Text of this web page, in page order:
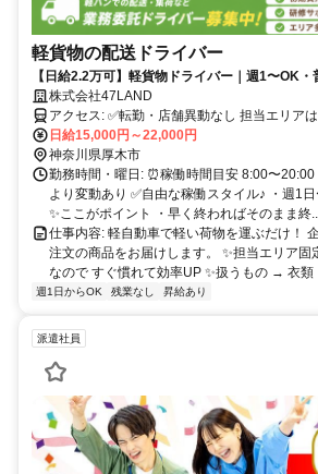
軽貨物の配送ドライバー
【日給2.2万可】軽貨物ドライバー｜週1〜OK
超も可
株式会社47LAND
アクセス: ✅転勤・店舗異動なし 担当エリアは1つで、お好きな場所を
選べます。 直行直帰OKなので、ご自宅近くなど、 ご希望の配送エリ
アをご相談ください⭐️
日給15,000円～22,000円
神奈川県厚木市
勤務時間・曜日: ⏰稼働時間目安 8:00〜
より変動あり ✅自由な稼働スタイル♪ ・週1
✨ここがポイント ・早く終わればそのまま終
仕事内容: 軽自動車で軽い荷物を運ぶだけ！
注文の商品をお届けします。 ✨担当エリア
なので すぐ慣れて効率UP ✨扱うもの → 衣類
週1日からOK 残業なし 昇給あり
派遣社員